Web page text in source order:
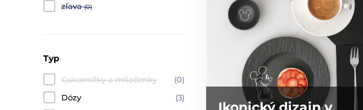
zľava (0)
Typ
Cukorničky a mliečenky
(0)
Dózy
(3)